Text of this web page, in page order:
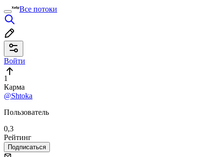
Все потоки
Войти
1
Карма
@Shtoka
Пользователь
0,3
Рейтинг
Подписаться